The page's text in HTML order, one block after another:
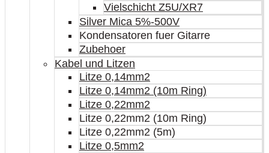
Vielschicht Z5U/XR7
Silver Mica 5%-500V
Kondensatoren fuer Gitarre
Zubehoer
Kabel und Litzen
Litze 0,14mm2
Litze 0,14mm2 (10m Ring)
Litze 0,22mm2
Litze 0,22mm2 (10m Ring)
Litze 0,22mm2 (5m)
Litze 0,5mm2